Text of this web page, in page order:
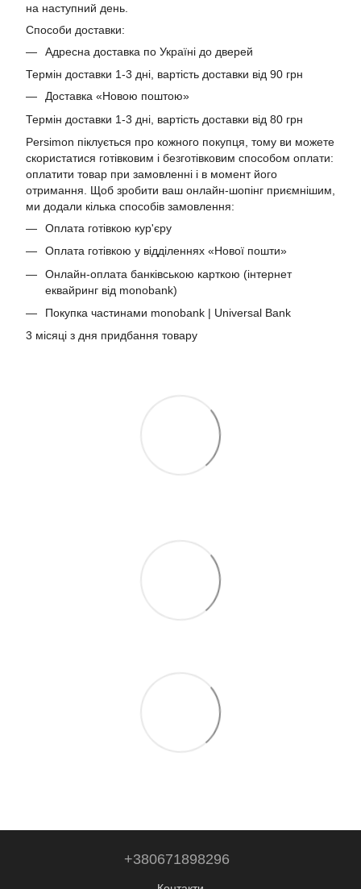
на наступний день.
Способи доставки:
Адресна доставка по Україні до дверей
Термін доставки 1-3 дні, вартість доставки від 90 грн
Доставка «Новою поштою»
Термін доставки 1-3 дні, вартість доставки від 80 грн
Persimon піклується про кожного покупця, тому ви можете
скористатися готівковим і безготівковим способом оплати:
оплатити товар при замовленні і в момент його
отримання. Щоб зробити ваш онлайн-шопінг приємнішим,
ми додали кілька способів замовлення:
Оплата готівкою кур'єру
Оплата готівкою у відділеннях «Нової пошти»
Онлайн-оплата банківською карткою (інтернет
еквайринг від monobank)
Покупка частинами monobank | Universal Bank
3 місяці з дня придбання товару
+380671898296